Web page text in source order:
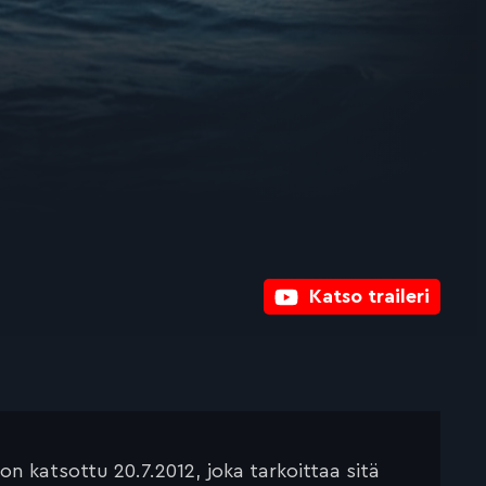
Katso traileri
katsottu 20.7.2012, joka tarkoittaa sitä